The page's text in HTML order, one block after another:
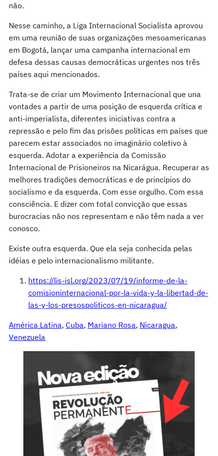
não.
Nesse caminho, a Liga Internacional Socialista aprovou
em uma reunião de suas organizações mesoamericanas
em Bogotá, lançar uma campanha internacional em
defesa dessas causas democráticas urgentes nos três
países aqui mencionados.
Trata-se de criar um Movimento Internacional que una
vontades a partir de uma posição de esquerda crítica e
anti-imperialista, diferentes iniciativas contra a
repressão e pelo fim das prisões políticas em países que
parecem estar associados no imaginário coletivo à
esquerda. Adotar a experiência da Comissão
Internacional de Prisioneiros na Nicarágua. Recuperar as
melhores tradições democráticas e de princípios do
socialismo e da esquerda. Com esse orgulho. Com essa
consciência. E dizer com total convicção que essas
burocracias não nos representam e não têm nada a ver
conosco.
Existe outra esquerda. Que ela seja conhecida pelas
idéias e pelo internacionalismo militante.
https://lis-isl.org/2023/07/19/informe-de-la-
comisioninternacional-por-la-vida-y-la-libertad-de-
las-y-los-presospoliticos-en-nicaragua/
América Latina, Cuba, Mariano Rosa, Nicaragua
Venezuela